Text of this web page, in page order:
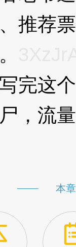
推荐
这个
，流
本